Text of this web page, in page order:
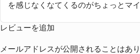
を感じなくなてくるのがちょっとマ
レビューを追加
メールアドレスが公開されることはあり